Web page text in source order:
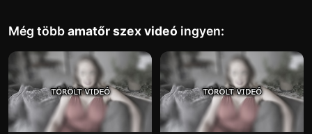
Még többamatőr szex videó ingyen: